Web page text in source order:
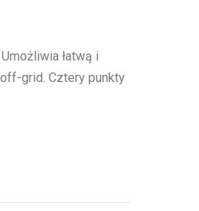
łatwą i
grid. Cztery punkty